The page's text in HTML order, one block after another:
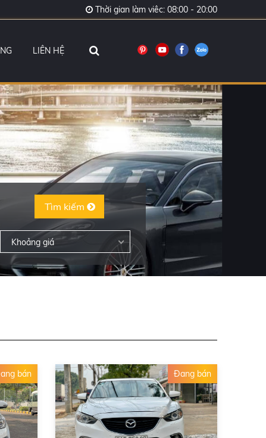
Thời gian làm viêc: 08:00 - 20:00
LIÊN HỆ
Tìm kiếm
Khoảng giá
bán Đang bán